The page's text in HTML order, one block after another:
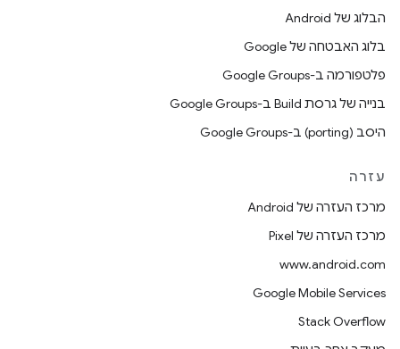
הבלוג של Android
בלוג האבטחה של Google
פלטפורמה ב-Google Groups
בנייה של גרסת Build ב-Google Groups
היסב (porting) ב-Google Groups
עזרה
מרכז העזרה של Android
מרכז העזרה של Pixel
www.android.com
Google Mobile Services
Stack Overflow